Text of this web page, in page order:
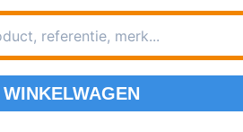
WINKELWAGEN